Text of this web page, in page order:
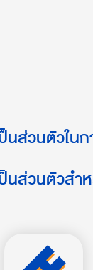
นส่วนตัวใน
นส่วนตัวสำ